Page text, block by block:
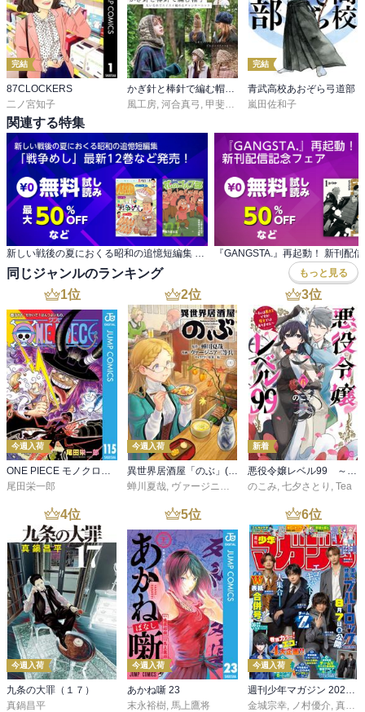
完結
87CLOCKERS
二ノ宮知子
かぎ針と棒針で編む帽子 太い毛糸でスイスイ編めるチャンキーニット
風工房, 河合真弓 , 甲斐直子 ,佐藤文子
完結
青武高校あおぞら弓道部
嵐田佐和子
関連する特集
新しい戦後の夏におくる昭和の追憶短編集 「戦争めし」最新12巻など発売！ 『GANGSTA.』再起動！ 新刊配
同じジャンルのランキング もっと見る
1位
今週入荷
尾田栄一郎
2位
今週入荷
蝉川夏哉 ヴァージニア二等兵 ,転
3位
新着
のこみ 七夕さとり Tea
4位
今週入荷
九条の大罪（１７）
真鍋昌平
5位
今週入荷
あかね噺 23
末永裕樹, 馬上鷹将
6位
今週入荷
週刊少年マガジン 2026年36・37号[2026年8月5日発売]
金城宗幸, ノ村優介, 真島ヒロ